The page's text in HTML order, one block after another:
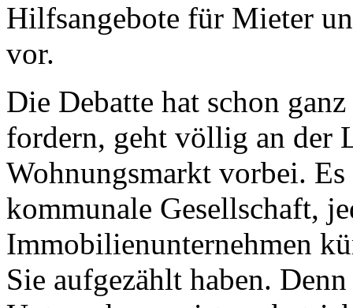
Hilfsangebote für Mieter
vor.
Die Debatte hat schon
fordern, geht völlig an der
Wohnungsmarkt vorbei.
kommunale Gesellschaft,
Immobilienunternehmen
Sie aufgezählt haben.